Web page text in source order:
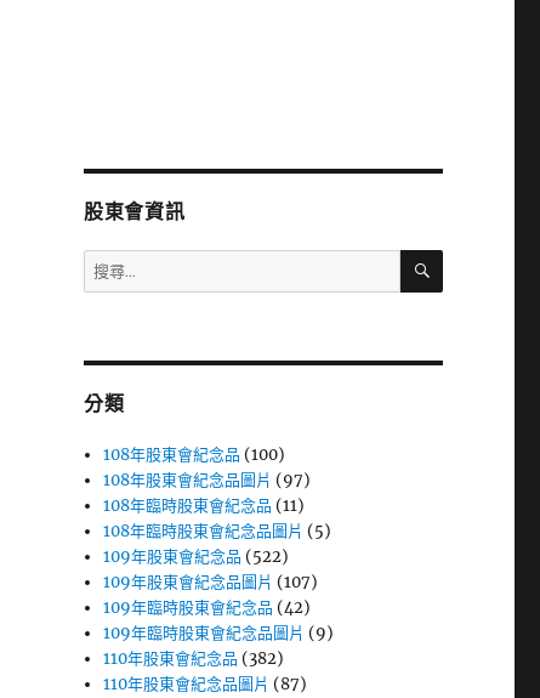
股東會資訊
搜
尋
字:
搜
分類
108年股東會紀念品 (100)
108年股東會紀念品圖片 (97)
108年臨時股東會紀念品 (11)
108年臨時股東會紀念品圖片 (5)
109年股東會紀念品 (522)
109年股東會紀念品圖片 (107)
109年臨時股東會紀念品 (42)
109年臨時股東會紀念品圖片 (9)
110年股東會紀念品 (382)
110年股東會紀念品圖片 (87)